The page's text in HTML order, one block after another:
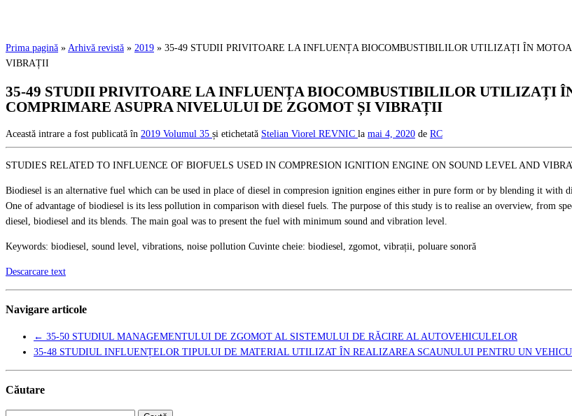
Prima pagină » Arhivă revistă » 2019 » 35-49 STUDII PRIVITOARE LA INFLUENȚA BIOCOMBUSTIBILILOR UTILIZAȚI ÎN
VIBRAȚII
35-49 STUDII PRIVITOARE LA INFLUENȚA BIOCOMBUSTIBILILOR UTILIZAȚI
COMPRIMARE ASUPRA NIVELULUI DE ZGOMOT ȘI VIBRAȚII
Această intrare a fost publicată în 2019 Volumul 35 și etichetată Stelian Viorel REVNIC la mai 4, 2020 de RC
STUDIES RELATED TO INFLUENCE OF BIOFUELS USED IN COMPRESION IGNITION ENGINE ON SOUND LEVEL AND
Biodiesel is an alternative fuel which can be used in place of diesel in compresion ignition engines either in pure form or by blending it with
One of advantage of biodiesel is its less pollution in comparison with diesel fuels. The purpose of this study is to realise an overview, from
diesel, biodiesel and its blends. The main goal was to present the fuel with minimum sound and vibration level.
Keywords: biodiesel, sound level, vibrations, noise pollution Cuvinte cheie: biodiesel, zgomot, vibrații, poluare sonoră
Descarcare text
Navigare articole
← 35-50 STUDIUL MANAGEMENTULUI DE ZGOMOT AL SISTEMULUI DE RĂCIRE AL AUTOVEHICULELOR
35-48 STUDIUL INFLUENȚELOR TIPULUI DE MATERIAL UTILIZAT ÎN REALIZAREA SCAUNULUI PENTRU UN
Căutare